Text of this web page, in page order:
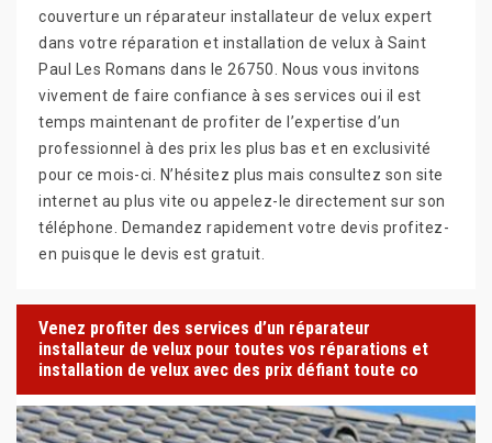
couverture un réparateur installateur de velux expert
dans votre réparation et installation de velux à Saint
Paul Les Romans dans le 26750. Nous vous invitons
vivement de faire confiance à ses services oui il est
temps maintenant de profiter de l’expertise d’un
professionnel à des prix les plus bas et en exclusivité
pour ce mois-ci. N’hésitez plus mais consultez son site
internet au plus vite ou appelez-le directement sur son
téléphone. Demandez rapidement votre devis profitez-
en puisque le devis est gratuit.
Venez profiter des services d’un réparateur
installateur de velux pour toutes vos réparations et
installation de velux avec des prix défiant toute co